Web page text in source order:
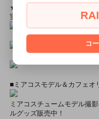
★ミアカフェ・ミアリラで
実施中★
■ミアコスモデル＆カフェオ
ミアコスチュームモデル撮
ルグッズ販売中！
コ